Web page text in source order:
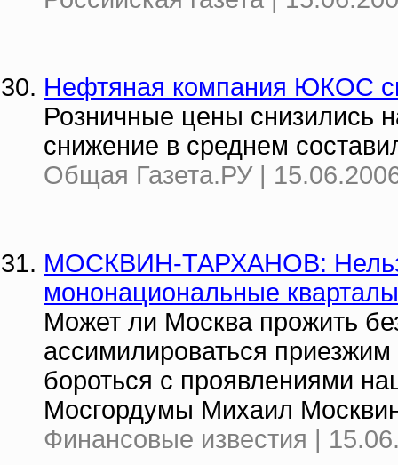
Нефтяная компания ЮКОС
Розничные цены снизились
снижение в среднем
Общая Газета.РУ |
МОСКВИН-ТАРХАНОВ:
мононациональные кварталы
Может ли Москва прожить
ассимилироваться
бороться с проявлениями
Мосгордумы Михаил
Финансовые известия |